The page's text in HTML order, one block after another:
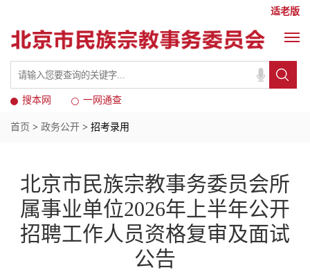
适老版
搜本网 一网通查
首页 > 政务公开 > 招考录用
北京市民族宗教事务委员会所
属事业单位2026年上半年公开
招聘工作人员资格复审及面试
公告